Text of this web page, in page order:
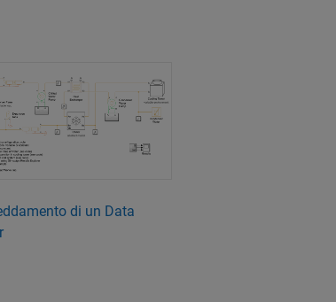
di un Data